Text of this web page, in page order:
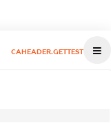
CAHEADER.GETTEST